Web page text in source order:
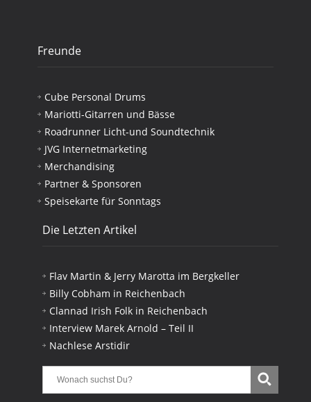
Freunde
Cube Personal Drums
Mariotti-Gitarren und Bässe
Roadrunner Licht-und Soundtechnik
JVG Internetmarketing
Merchandising
Partner & Sponsoren
Speisekarte für Sonntags
Die Letzten Artikel
Flav Martin & Jerry Marotta im Bergkeller
Billy Cobham in Reichenbach
Clannad Irish Folk in Reichenbach
Interview Marek Arnold – Teil II
Nachlese Arstidir